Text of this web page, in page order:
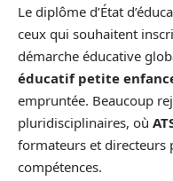
Le diplôme d’État
ceux qui souhaitent
démarche éducative
éducatif petite
empruntée. Beaucoup
pluridisciplinaires, où
formateurs et directeurs
compétences.